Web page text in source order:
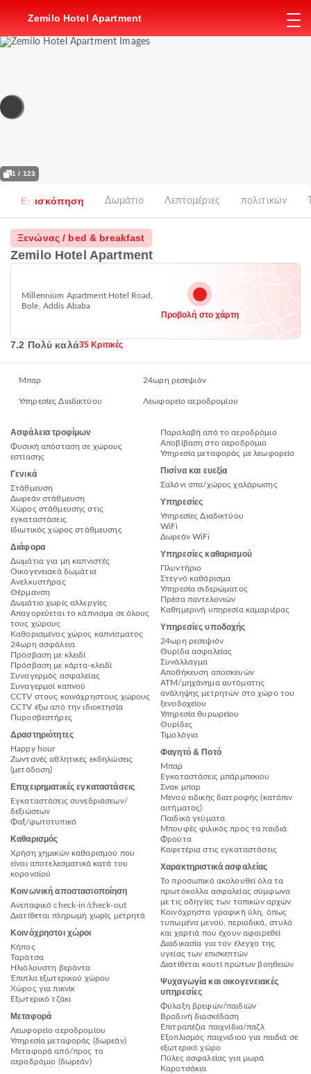
Zemilo Hotel Apartment
1 / 123
Επισκόπηση Δωμάτιο Λεπτομέριες πολιτικών
Ξενώνας / bed & breakfast
Zemilo Hotel Apartment
Millennium Apartment Hotel Road,
Bole, Addis Ababa
Προβολή στο χάρτη
7.2 Πολύ καλά35 Κριτικές
Μπαρ 24ωρη ρεσεψιόν
Υπηρεσίες Διαδικτύου Λεωφορείο αεροδρομίου
Ασφάλεια τροφίμων
Φυσική απόσταση σε χώρους
εστίασης
Γενικά
Στάθμευση
Δωρεάν στάθμευση
Χώρος στάθμευσης στις
εγκαταστάσεις
Ιδιωτικός χώρος στάθμευσης
Διάφορα
Δωμάτια για μη καπνιστές
Οικογενειακά δωμάτια
Ανελκυστήρας
Θέρμανση
Δωμάτιο χωρίς αλλεργίες
Απαγορεύεται το κάπνισμα σε όλους
τους χώρους
Καθορισμένος χώρος καπνίσματος
24ωρη ασφάλεια
Πρόσβαση με κλειδί
Πρόσβαση με κάρτα-κλειδί
Συναγερμός ασφαλείας
Συναγερμοί καπνού
CCTV στους κοινόχρηστους χώρους
CCTV έξω από την ιδιοκτησία
Πυροσβεστήρες
Δραστηριότητες
Happy hour
Ζωντανές αθλητικές εκδηλώσεις
(μετάδοση)
Επιχειρηματικές εγκαταστάσεις
Εγκαταστάσεις συνεδριάσεων/
δεξιώσεων
Φαξ/φωτοτυπικό
Καθαρισμός
Χρήση χημικών καθαρισμού που
είναι αποτελεσματικά κατά του
κοροναϊού
Κοινωνική αποστασιοποίηση
Ανεπαφικό check-in/check-out
Διατίθεται πληρωμή χωρίς μετρητά
Κοινόχρηστοι χώροι
Κήπος
Ταράτσα
Ηλιόλουστη βεράντα
Έπιπλα εξωτερικού χώρου
Χώρος για πικνίκ
Εξωτερικό τζάκι
Μεταφορά
Λεωφορείο αεροδρομίου
Υπηρεσία μεταφοράς (δωρεάν)
Μεταφορά από/προς το
αεροδρόμιο (δωρεάν)
Παραλαβή από το αεροδρόμιο
Αποβίβαση στο αεροδρόμιο
Υπηρεσία μεταφοράς με λεωφορείο
Πισίνα και ευεξία
Σαλόνι σπα/χώρος χαλάρωσης
Υπηρεσίες
Υπηρεσίες Διαδικτύου
WiFi
Δωρεάν WiFi
Υπηρεσίες καθαρισμού
Πλυντήριο
Στεγνό καθάρισμα
Υπηρεσία σιδερώματος
Πρέσα παντελονιών
Καθημερινή υπηρεσία καμαριέρας
Υπηρεσίες υποδοχής
24ωρη ρεσεψιόν
Θυρίδα ασφαλείας
Συνάλλαγμα
Αποθήκευση αποσκευών
ΑΤΜ/μηχάνημα αυτόματης
ανάληψης μετρητών στο χώρο του
ξενοδοχείου
Υπηρεσία θυρωρείου
Θυρίδες
Τιμολόγια
Φαγητό & Ποτό
Μπαρ
Εγκαταστάσεις μπάρμπεκιου
Σνακ μπαρ
Μενού ειδικής διατροφής (κατόπιν
αιτήματος)
Παιδικά γεύματα
Μπουφές φιλικός προς τα παιδιά
Φρούτα
Καφετέρια στις εγκαταστάσεις
Χαρακτηριστικά ασφαλείας
Το προσωπικό ακολουθεί όλα τα
πρωτόκολλα ασφαλείας σύμφωνα
με τις οδηγίες των τοπικών αρχών
Κοινόχρηστα γραφική ύλη, όπως
τυπωμένα μενού, περιοδικά, στυλό
και χαρτιά που έχουν αφαιρεθεί
Διαδικασία για τον έλεγχο της
υγείας των επισκεπτών
Διατίθεται κουτί πρώτων βοηθειών
Ψυχαγωγία και οικογενειακές
υπηρεσίες
Φύλαξη βρεφών/παιδιών
Βραδινή διασκέδαση
Επιτραπέζια παιχνίδια/παζλ
Εξοπλισμός παιχνιδιού για παιδιά σε
εξωτερικό χώρο
Πύλες ασφαλείας για μωρά
Καροτσάκια